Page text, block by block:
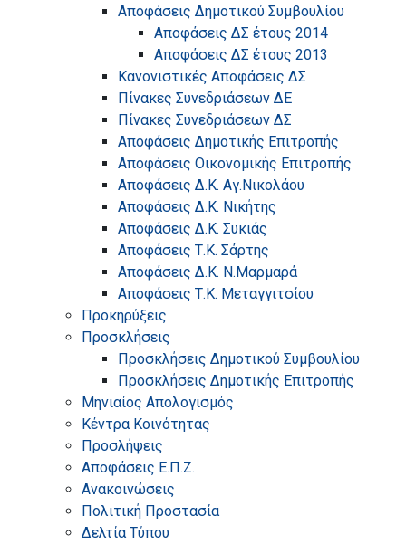
Αποφάσεις Δημοτικού Συμβουλίου
Αποφάσεις ΔΣ έτους 2014
Αποφάσεις ΔΣ έτους 2013
Κανονιστικές Αποφάσεις ΔΣ
Πίνακες Συνεδριάσεων ΔΕ
Πίνακες Συνεδριάσεων ΔΣ
Αποφάσεις Δημοτικής Επιτροπής
Αποφάσεις Οικονομικής Επιτροπής
Αποφάσεις Δ.Κ. Αγ.Νικολάου
Αποφάσεις Δ.Κ. Νικήτης
Αποφάσεις Δ.Κ. Συκιάς
Αποφάσεις Τ.Κ. Σάρτης
Αποφάσεις Δ.Κ. Ν.Μαρμαρά
Αποφάσεις Τ.Κ. Μεταγγιτσίου
Προκηρύξεις
Προσκλήσεις
Προσκλήσεις Δημοτικού Συμβουλίου
Προσκλήσεις Δημοτικής Επιτροπής
Μηνιαίος Απολογισμός
Κέντρα Κοινότητας
Προσλήψεις
Αποφάσεις Ε.Π.Ζ.
Ανακοινώσεις
Πολιτική Προστασία
Δελτία Τύπου